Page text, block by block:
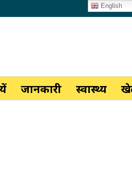
जानकारी स्वास्थ्य
English